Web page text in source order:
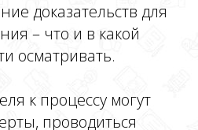
доказательств для
– что и в какой
осматривать.
к процессу могут
проводиться